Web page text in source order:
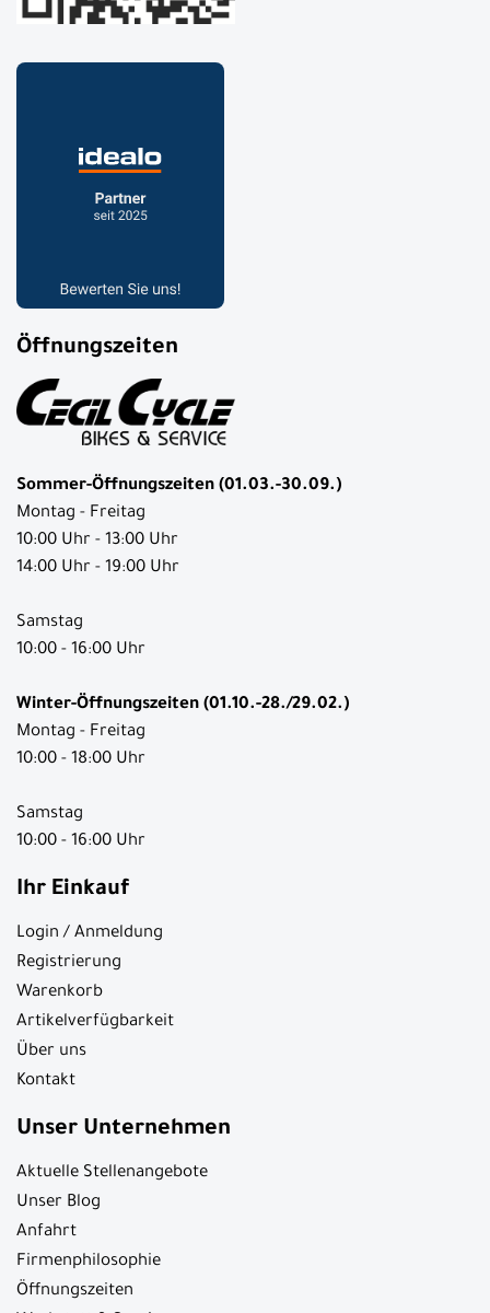
Öffnungszeiten
Sommer-Öffnungszeiten (01.03.-30.09.)
Montag - Freitag
10:00 Uhr - 13:00 Uhr
14:00 Uhr - 19:00 Uhr
Samstag
10:00 - 16:00 Uhr
Winter-Öffnungszeiten (01.10.-28./29.02.)
Montag - Freitag
10:00 - 18:00 Uhr
Samstag
10:00 - 16:00 Uhr
Ihr Einkauf
Login / Anmeldung
Registrierung
Warenkorb
Artikelverfügbarkeit
Über uns
Kontakt
Unser Unternehmen
Aktuelle Stellenangebote
Unser Blog
Anfahrt
Firmenphilosophie
Öffnungszeiten